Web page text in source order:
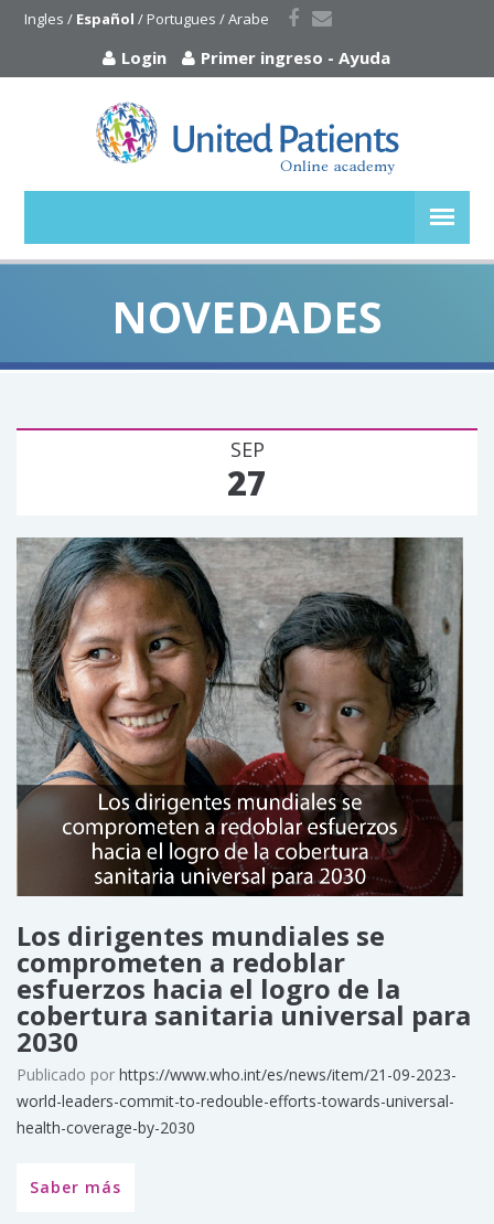
Ingles / Español / Portugues / Arabe
Login Primer ingreso -Ayuda
NOVEDADES
SEP
27
Los dirigentes mundiales se
comprometen a redoblar
esfuerzos hacia el logro de la
cobertura sanitaria universal para
2030
Publicado por https://www.who.int/es/news/item/21-09-2023-
world-leaders-commit-to-redouble-efforts-towards-universal-
health-coverage-by-2030
Saber más